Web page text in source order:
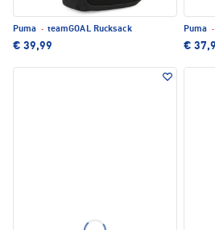
Puma · teamGOAL Rucksack
€ 39,99
Puma ·
€